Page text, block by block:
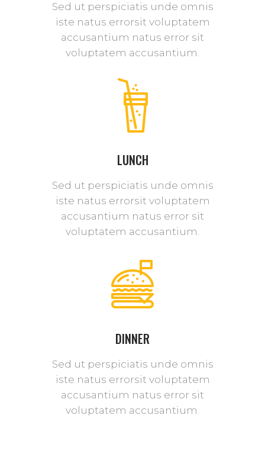
Sed ut perspiciatis unde omnis
iste natus errorsit voluptatem
accusantium natus error sit
voluptatem accusantium.
LUNCH
Sed ut perspiciatis unde omnis
iste natus errorsit voluptatem
accusantium natus error sit
voluptatem accusantium.
DINNER
Sed ut perspiciatis unde omnis
iste natus errorsit voluptatem
accusantium natus error sit
voluptatem accusantium.